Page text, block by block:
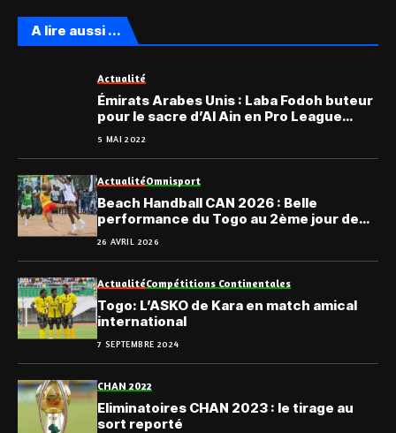
A lire aussi ...
Actualité
Émirats Arabes Unis : Laba Fodoh buteur
pour le sacre d’Al Ain en Pro League
5 MAI 2022
ActualitéOmnisport
Beach Handball CAN 2026 : Belle
performance du Togo au 2ème jour de
26 AVRIL 2026
ActualitéCompétitions Continentales
Togo: L’ASKO de Kara en match amical
international
7 SEPTEMBRE 2024
CHAN 2022
Eliminatoires CHAN 2023 : le tirage au
sort reporté